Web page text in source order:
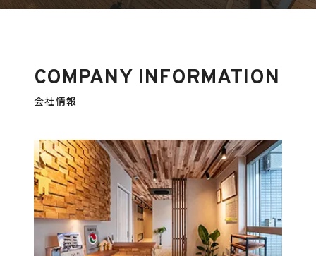
COMPANY INFORMATION
会社情報